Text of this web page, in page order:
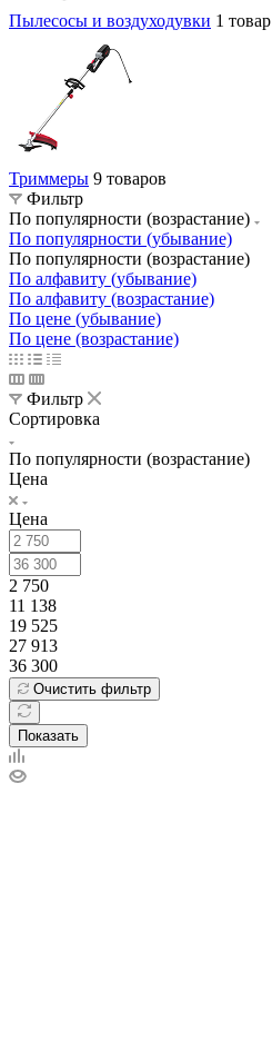
Пылесосы и воздуходувки 1 товар
Триммеры 9 товаров
Фильтр
По популярности (возрастание)
По популярности (убывание)
По популярности (возрастание)
По алфавиту (убывание)
По алфавиту (возрастание)
По цене (убывание)
По цене (возрастание)
Фильтр
Сортировка
По популярности (возрастание)
Цена
Цена
2 750
11 138
19 525
27 913
36 300
Очистить фильтр
Показать